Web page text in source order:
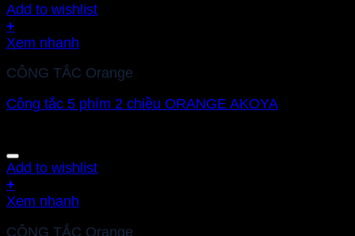
Add to wishlist
+
Xem nhanh
CÔNG TẮC Orange
Công tắc 5 phím 2 chiều ORANGE AKOYA
Add to wishlist
+
Xem nhanh
CÔNG TẮC Orange